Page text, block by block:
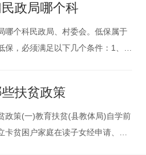
起付线15%以下、15%～40%、4
政局哪个科
哪个科民政局、村委会。低保属于
，必须满足以下几个条件：1、无
，但家庭月人均收入低于本市当年
扶贫政策
政策(一)教育扶贫(县教体局)自学前
贫困户家庭在读子女经申请、审